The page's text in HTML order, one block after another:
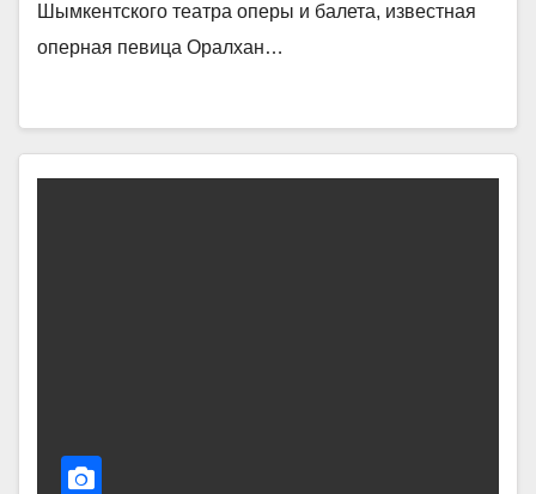
Шымкентского театра оперы и балета, известная
оперная певица Оралхан…